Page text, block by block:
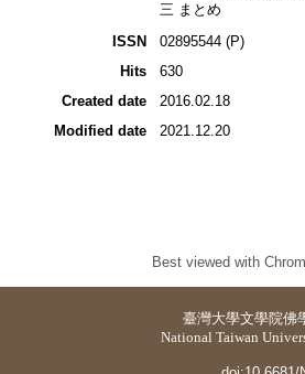
三 まとめ
ISSN
02895544 (P)
Hits
630
Created date
2016.02.18
Modified date
2021.12.20
Best viewed with
臺灣大學文學院佛
National Taiwan